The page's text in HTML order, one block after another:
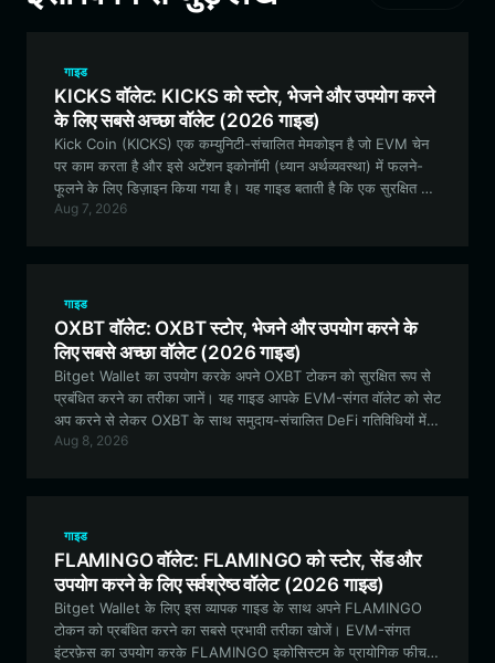
गाइड
KICKS वॉलेट: KICKS को स्टोर, भेजने और उपयोग करने
के लिए सबसे अच्छा वॉलेट (2026 गाइड)
Kick Coin (KICKS) एक कम्युनिटी-संचालित मेमकोइन है जो EVM चेन
पर काम करता है और इसे अटेंशन इकोनॉमी (ध्यान अर्थव्यवस्था) में फलने-
फूलने के लिए डिज़ाइन किया गया है। यह गाइड बताती है कि एक सुरक्षित और
फीचर-युक्त वॉलेट का उपयोग करके अपने KICKS टोकन को प्रभावी ढंग से
Aug 7, 2026
गाइड
OXBT वॉलेट: OXBT स्टोर, भेजने और उपयोग करने के
लिए सबसे अच्छा वॉलेट (2026 गाइड)
Bitget Wallet का उपयोग करके अपने OXBT टोकन को सुरक्षित रूप से
प्रबंधित करने का तरीका जानें। यह गाइड आपके EVM-संगत वॉलेट को सेट
अप करने से लेकर OXBT के साथ समुदाय-संचालित DeFi गतिविधियों में
भाग लेने तक की हर जानकारी को कवर करती है।
Aug 8, 2026
गाइड
FLAMINGO वॉलेट: FLAMINGO को स्टोर, सेंड और
उपयोग करने के लिए सर्वश्रेष्ठ वॉलेट (2026 गाइड)
Bitget Wallet के लिए इस व्यापक गाइड के साथ अपने FLAMINGO
टोकन को प्रबंधित करने का सबसे प्रभावी तरीका खोजें। EVM-संगत
इंटरफ़ेस का उपयोग करके FLAMINGO इकोसिस्टम के प्रायोगिक फीचर्स